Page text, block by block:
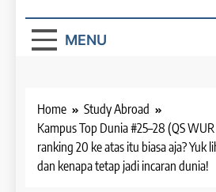
MENU
Home
Study Abroad
Kampus Top Dunia #25–28 (QS
ranking 20 ke atas itu biasa aja? Yuk
dan kenapa tetap jadi incaran dunia!